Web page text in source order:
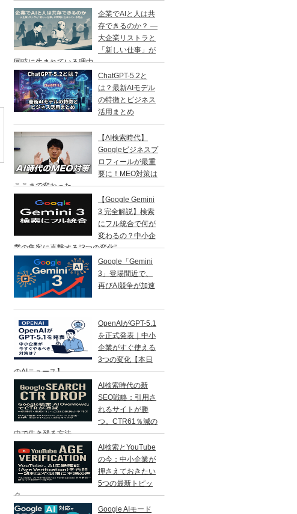
企業でAIと人は共
存できるのか？ ―
大企業リストラと
「新しい仕事」が
同時に生まれている理由 ―
ChatGPT-5.2と
は？最新AIモデル
の特徴とビジネス
活用まとめ
【AI検索時代】
Googleビジネスプ
ロフィールが最重
要に！MEO対策は
ここまで変わった
【Google Gemini
3 完全解説】検索
にフル統合で何が
変わるの？中小企
業の集客に直撃する“3つの変化”
Google「Gemini
3」登場間近で、
再びAI競争が加速
OpenAIがGPT-5.1
を正式発表｜中小
企業がすぐ使える
3つの変化【本日
のAIニュース】
AI検索時代の新
SEO戦略：引用さ
れるサイトが勝
つ。CTR61％減の
中で生き残る方法
AI検索とYouTube
の今：中小企業が
押さえておきたい
5つの最新トピッ
ク
Google AIモード